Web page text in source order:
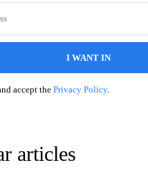
I WANT IN
accept the Privacy Policy.
articles